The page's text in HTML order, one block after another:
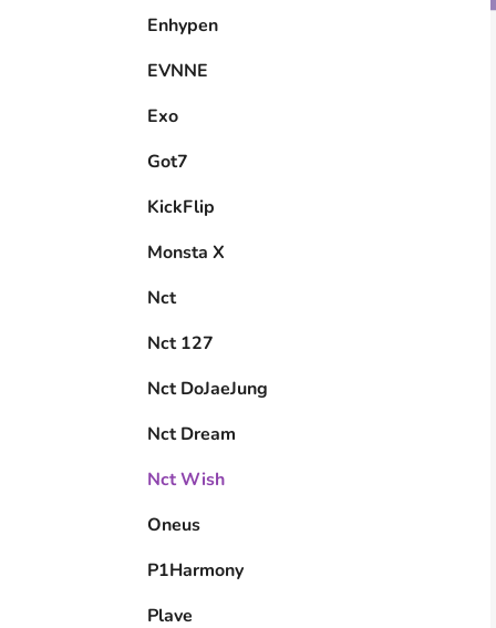
Enhypen
EVNNE
Exo
Got7
KickFlip
Monsta X
Nct
Nct 127
Nct DoJaeJung
Nct Dream
Nct Wish
Oneus
P1Harmony
Plave